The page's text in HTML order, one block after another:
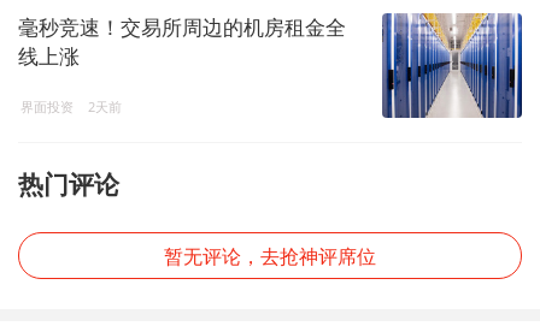
毫秒竞速！交易所周边的机房租金全
线上涨
界面投资 2天前
热门评论
暂无评论，去抢神评席位